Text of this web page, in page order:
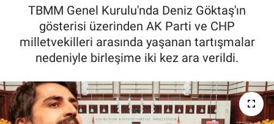
TBMM Genel Kurulu'nda Deniz Göktaş'ın
gösterisi üzerinden AK Parti ve CHP
milletvekilleri arasında yaşanan tartışmalar
nedeniyle birleşime iki kez ara verildi.
FUTBOL
ALT LIGLER
TV VE SİNEMA
BASKETBOL